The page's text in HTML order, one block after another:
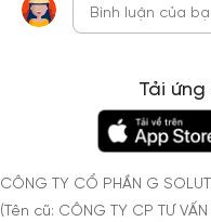
Tải ứng
CÔNG TY CỔ PHẦN G
(Tên cũ: CÔNG TY CP TƯ VẤN